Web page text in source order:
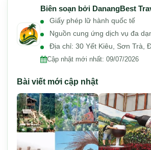
Biên soạn bởi DanangBest
Giấy phép lữ hành quốc tế
Nguồn cung ứng dịch vụ đa
Địa chỉ: 30 Yết Kiêu, Sơn Trà,
Cập nhật mới nhất: 09/07/2026
Bài viết mới cập nhật